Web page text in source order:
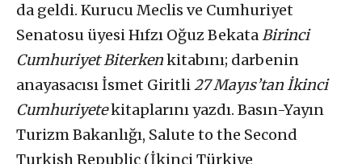
da geldi. Kurucu Meclis ve Cumhuriyet
Senatosu üyesi Hıfzı Oğuz BekataBirinci
Cumhuriyet Biterkenkitabını; darbenin
anayasacısı İsmet Giritli27 Mayıs’tan İkinci
Cumhuriyetekitaplarını yazdı. Basın-Yayın
Turizm Bakanlığı, Salute to the Second
Turkish Republic (İkinci Türkiye